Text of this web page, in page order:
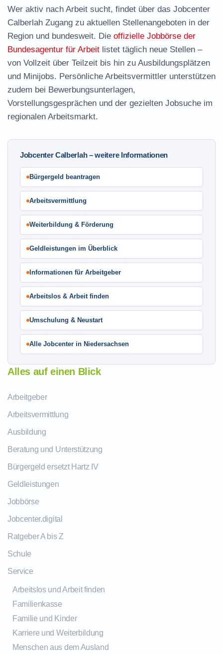
Wer aktiv nach Arbeit sucht, findet über das Jobcenter
Calberlah Zugang zu aktuellen Stellenangeboten in der
Region und bundesweit. Die offizielle Jobbörse der
Bundesagentur für Arbeit listet täglich neue Stellen –
von Vollzeit über Teilzeit bis hin zu Ausbildungsplätzen
und Minijobs. Persönliche Arbeitsvermittler unterstützen
zudem bei Bewerbungsunterlagen,
Vorstellungsgesprächen und der gezielten Jobsuche im
regionalen Arbeitsmarkt.
Jobcenter Calberlah – weitere Informationen
Bürgergeld beantragen
Arbeitsvermittlung
Weiterbildung & Förderung
Geldleistungen im Überblick
Informationen für Arbeitgeber
Arbeitslos & Arbeit finden
Umschulung & Neustart
Alle Jobcenter in Niedersachsen
Alles auf einen Blick
Arbeitgeber
Arbeitsvermittlung
Ausbildung
Beratung und Unterstützung
Bürgergeld ersetzt Hartz IV
Geldleistungen
Jobbörse
Jobcenter.digital
Ratgeber A bis Z
Schule
Service
Arbeitslos und Arbeit finden
Familienkasse
Familie und Kinder
Karriere und Weiterbildung
Menschen aus dem Ausland